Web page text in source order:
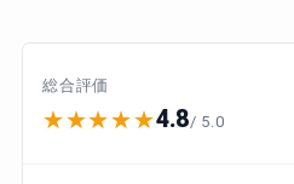
総合評価
★★★★★4.8/ 5.0